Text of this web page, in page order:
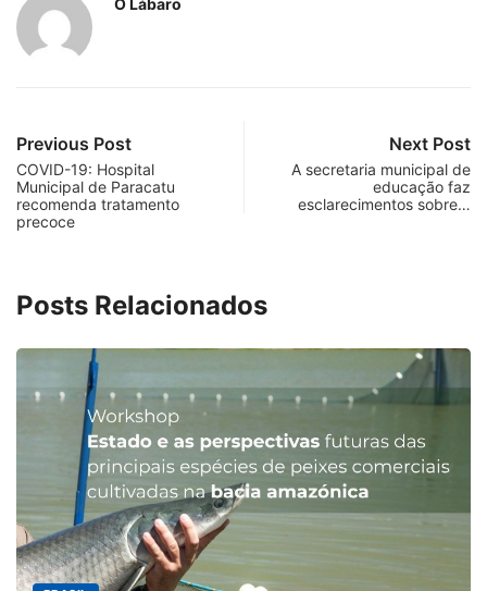
Previous Post
COVID-19: Hospital
Municipal de Paracatu
recomenda tratamento
precoce
Next Post
A secretaria municipal de
educação faz
esclarecimentos sobre…
Posts Relacionados